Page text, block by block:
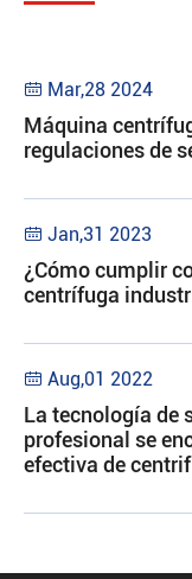
 Mar,28 2024
Máquina
regulaciones de
 Jan,31 2023
¿Cómo cumplir
centrífuga
 Aug,01 2022
La tecnología de
profesional se
efectiva de